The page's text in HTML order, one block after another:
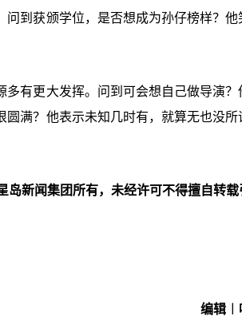
到获颁学位，是否想成为孙仔榜样？他
有更大发挥。问到可会想自己做导演？
满？他表示未知几时有，就算无也没所
岛新闻集团所有，未经许可不得擅自转载
编辑︱